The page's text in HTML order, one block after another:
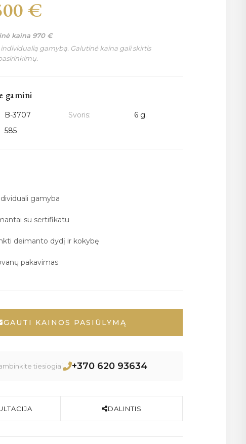
€
kaina 970 €
gamybą. Galutinė kaina gali skirtis
gamini
B-3707 Svoris:
6 g.
585
gamyba
su sertifikatu
deimanto dydį ir kokybę
pakavimas
GAUTI KAINOS PASIŪLYMĄ
tiesiogiai +370 620 93634
DALINTIS